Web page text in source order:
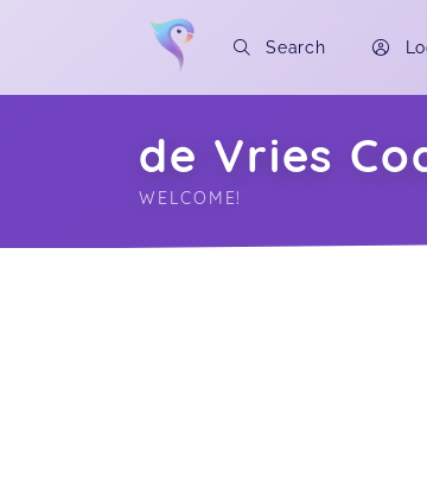
Search
de Vries
WELCOME!